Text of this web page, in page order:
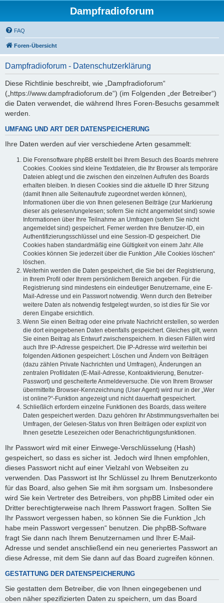
Dampfradioforum
FAQ
Foren-Übersicht
Dampfradioforum - Datenschutzerklärung
Diese Richtlinie beschreibt, wie „Dampfradioforum“
(„https://www.dampfradioforum.de“) (im Folgenden „der Betreiber“)
die Daten verwendet, die während Ihres Foren-Besuchs gesammelt
werden.
UMFANG UND ART DER DATENSPEICHERUNG
Ihre Daten werden auf vier verschiedene Arten gesammelt:
Die Forensoftware phpBB erstellt bei Ihrem Besuch des Boards mehrere
Cookies. Cookies sind kleine Textdateien, die Ihr Browser als temporäre
Dateien ablegt und die zwischen den einzelnen Aufrufen des Boards
erhalten bleiben. In diesen Cookies sind die aktuelle ID Ihrer Sitzung
(damit Ihnen alle Seitenaufrufe zugeordnet werden können),
Informationen über die von Ihnen gelesenen Beiträge (zur Markierung
dieser als gelesen/ungelesen; sofern Sie nicht angemeldet sind) sowie
Informationen über Ihre Teilnahme an Umfragen (sofern Sie nicht
angemeldet sind) gespeichert. Ferner werden Ihre Benutzer-ID, ein
Authentifizierungsschlüssel und eine Session-ID gespeichert. Die
Cookies haben standardmäßig eine Gültigkeit von einem Jahr. Alle
Cookies können Sie jederzeit über die Funktion „Alle Cookies löschen“
löschen.
Weiterhin werden die Daten gespeichert, die Sie bei der Registrierung,
in Ihrem Profil oder Ihrem persönlichem Bereich angeben. Für die
Registrierung sind mindestens ein eindeutiger Benutzername, eine E-
Mail-Adresse und ein Passwort notwendig. Wenn durch den Betreiber
weitere Daten als notwendig festgelegt wurden, so ist dies für Sie vor
deren Eingabe ersichtlich.
Wenn Sie einen Beitrag oder eine private Nachricht erstellen, so werden
die dort eingegebenen Daten ebenfalls gespeichert. Gleiches gilt, wenn
Sie einen Beitrag als Entwurf zwischenspeichern. In diesen Fällen wird
auch Ihre IP-Adresse gespeichert. Die IP-Adresse wird weiterhin bei
folgenden Aktionen gespeichert: Löschen und Ändern von Beiträgen
(dazu zählen Private Nachrichten und Umfragen), Änderungen an
zentralen Profildaten (E-Mail-Adresse, Kontoaktivierung, Benutzer-
Passwort) und gescheiterte Anmeldeversuche. Die von Ihrem Browser
übermittelte Browser-Kennzeichnung (User Agent) wird nur in der „Wer
ist online?“-Funktion angezeigt und nicht dauerhaft gespeichert.
Schließlich erfordern einzelne Funktionen des Boards, dass weitere
Daten gespeichert werden. Dazu gehören Ihr Abstimmungsverhalten bei
Umfragen, der Gelesen-Status von Ihren Beiträgen oder explizit von
Ihnen gesetzte Lesezeichen oder Benachrichtigungsfunktionen.
Ihr Passwort wird mit einer Einwege-Verschlüsselung (Hash)
gespeichert, so dass es sicher ist. Jedoch wird Ihnen empfohlen,
dieses Passwort nicht auf einer Vielzahl von Webseiten zu
verwenden. Das Passwort ist Ihr Schlüssel zu Ihrem Benutzerkonto
für das Board, also gehen Sie mit ihm sorgsam um. Insbesondere
wird Sie kein Vertreter des Betreibers, von phpBB Limited oder ein
Dritter berechtigterweise nach Ihrem Passwort fragen. Sollten Sie
Ihr Passwort vergessen haben, so können Sie die Funktion „Ich
habe mein Passwort vergessen“ benutzen. Die phpBB-Software
fragt Sie dann nach Ihrem Benutzernamen und Ihrer E-Mail-
Adresse und sendet anschließend ein neu generiertes Passwort an
diese Adresse, mit dem Sie dann auf das Board zugreifen können.
GESTATTUNG DER DATENSPEICHERUNG
Sie gestatten dem Betreiber, die von Ihnen eingegebenen und
oben näher spezifizierten Daten zu speichern, um das Board